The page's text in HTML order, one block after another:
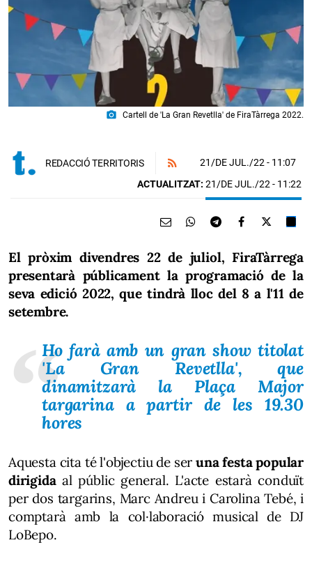
photo_camera Cartell de 'La Gran Revetlla' de FiraTàrrega 2022.
REDACCIÓ TERRITORIS 21/DE JUL./22 - 11:07
ACTUALITZAT: 21/DE JUL./22 - 11:22
El pròxim divendres 22 de juliol, FiraTàrrega
presentarà públicament la programació de la
seva edició 2022, que tindrà lloc del 8 a l'11 de
setembre.
Ho farà amb un gran show titolat
'La Gran Revetlla', que
dinamitzarà la Plaça Major
targarina a partir de les 19.30
hores
Aquesta cita té l'objectiu de seruna festa popular
dirigidaal públic general. L'acte estarà conduït
per dos targarins, Marc Andreu i Carolina Tebé, i
comptarà amb la col·laboració musical de DJ
LoBepo.